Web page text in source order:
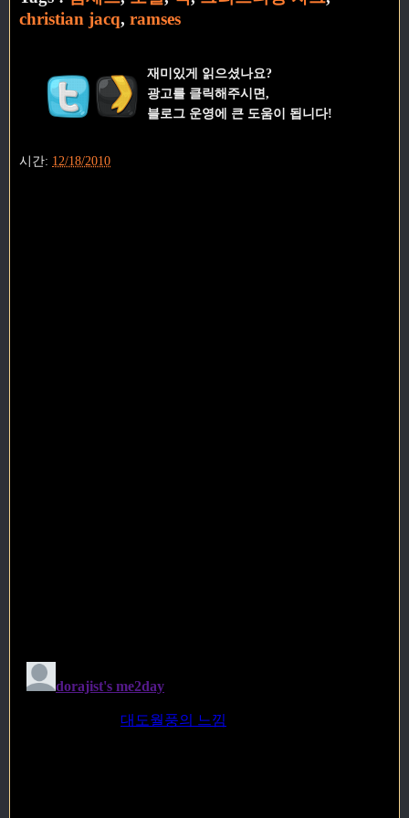
christian jacq, ramses
재미있게 읽으셨나요?
광고를 클릭해주시면,
블로그 운영에 큰 도움이 됩니다!
시간: 12/18/2010